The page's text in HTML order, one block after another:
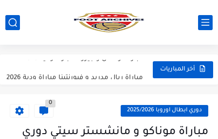
أخر المباريات
مباراة مانشستر يونايتد و اتلتيكو مدريد مباراة ودية 2026
مباراة برشلونة و بيرمنغهام مباراة ودية 2026 دوري ابطال اوروبا 2025/2026
0
مباراة موناكو و مانشستر سيتي دوري